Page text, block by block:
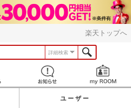
楽天トップへ
詳細検索
見つける お知らせ
ユーザー